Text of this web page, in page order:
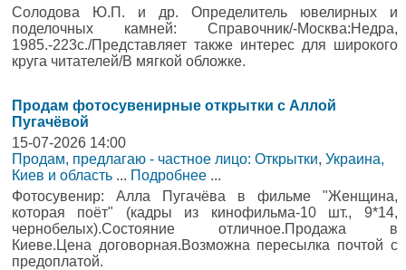
Солодова Ю.П. и др. Определитель ювелирных и
поделочных камней: Справочник/-Москва:Недра,
1985.-223с./Представляет также интерес для широкого
круга читателей/В мягкой обложке.
Продам фотосувенирные открытки с Аллой
Пугачёвой
15-07-2026 14:00
Продам, предлагаю - частное лицо: Открытки, Украина,
Киев и область ... Подробнее ...
Фотосувенир: Алла Пугачёва в фильме "Женщина,
которая поёт" (кадры из кинофильма-10 шт., 9*14,
чернобелых).Состояние отличное.Продажа в
Киеве.Цена договорная.Возможна пересылка почтой с
предоплатой.